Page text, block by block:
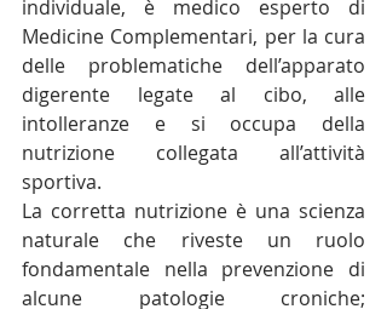
individuale, è medico esperto di
Medicine Complementari, per la cura
delle problematiche dell’apparato
digerente legate al cibo, alle
intolleranze e si occupa della
nutrizione collegata all’attività
sportiva.
La corretta nutrizione è una scienza
naturale che riveste un ruolo
fondamentale nella prevenzione di
alcune patologie croniche;